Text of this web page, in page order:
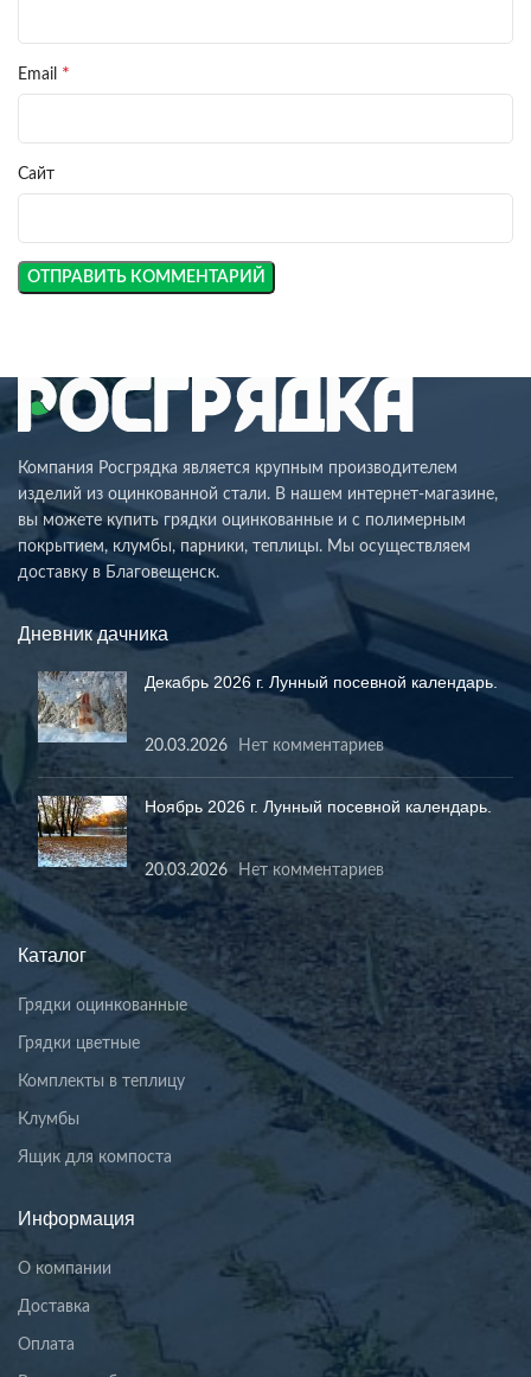
Email *
Сайт
Компания Росгрядка является крупным производителем
изделий из оцинкованной стали. В нашем интернет-магазине,
вы можете купить грядки оцинкованные и с полимерным
покрытием, клумбы, парники, теплицы. Мы осуществляем
доставку в Благовещенск.
Дневник дачника
Декабрь 2026 г. Лунный посевной календарь.
20.03.2026 Нет комментариев
Ноябрь 2026 г. Лунный посевной календарь.
20.03.2026 Нет комментариев
Каталог
Грядки оцинкованные
Грядки цветные
Комплекты в теплицу
Клумбы
Ящик для компоста
Информация
О компании
Доставка
Оплата